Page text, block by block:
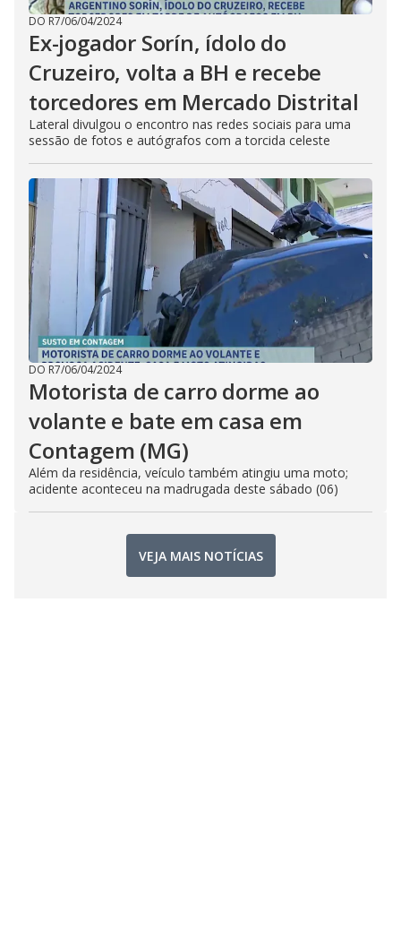
DO R7/06/04/2024
Ex-jogador Sorín, ídolo do
Cruzeiro, volta a BH e recebe
torcedores em Mercado Distrital
Lateral divulgou o encontro nas redes sociais para uma
sessão de fotos e autógrafos com a torcida celeste
DO R7/06/04/2024
Motorista de carro dorme ao
volante e bate em casa em
Contagem (MG)
Além da residência, veículo também atingiu uma moto;
acidente aconteceu na madrugada deste sábado (06)
VEJA MAIS NOTÍCIAS